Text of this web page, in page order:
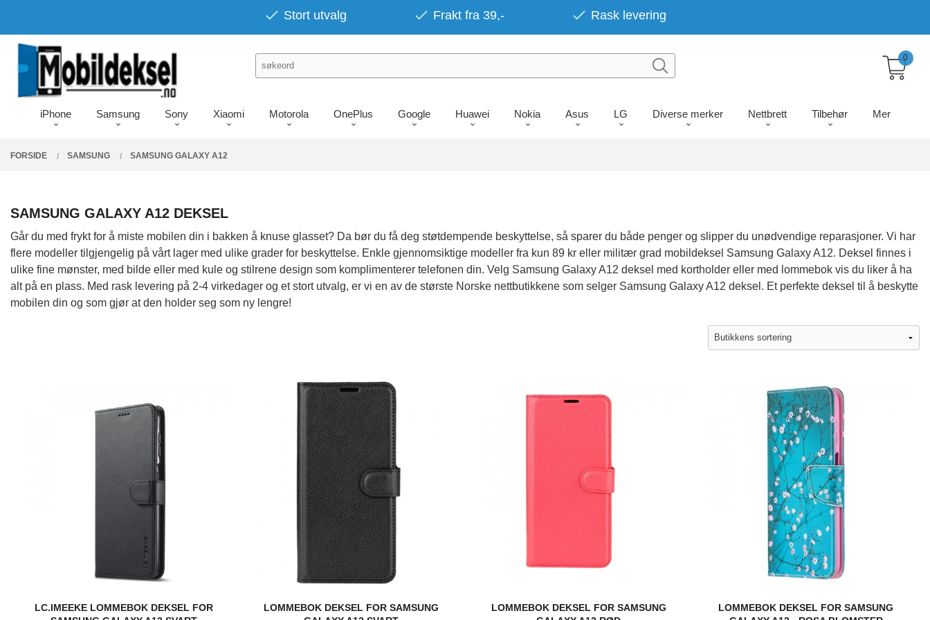
innholdet
Stort utvalg Frakt fra 39,- Rask levering
iPhone Samsung Sony Xiaomi Motorola OnePlus Google Huawei Nokia Asus LG Diverse merker Nettbrett Tilbehør Mer
0
FORSIDE SAMSUNG SAMSUNG GALAXY A12
SAMSUNG GALAXY A12 DEKSEL
Går du med frykt for å miste mobilen din i bakken å knuse glasset? Da bør du få deg støtdempende beskyttelse, så sparer du både penger og slipper du unødvendige reparasjoner. Vi har
flere modeller tilgjengelig på vårt lager med ulike grader for beskyttelse. Enkle gjennomsiktige modeller fra kun 89 kr eller militær grad mobildeksel Samsung Galaxy A12. Deksel finnes i
ulike fine mønster, med bilde eller med kule og stilrene design som komplimenterer telefonen din. Velg Samsung Galaxy A12 deksel med kortholder eller med lommebok vis du liker å ha
alt på en plass. Med rask levering på 2-4 virkedager og et stort utvalg, er vi en av de største Norske nettbutikkene som selger Samsung Galaxy A12 deksel. Et perfekte deksel til å beskytte
mobilen din og som gjør at den holder seg som ny lengre!
LC.IMEEKE LOMMEBOK DEKSEL FOR
LOMMEBOK DEKSEL FOR SAMSUNG
LOMMEBOK DEKSEL FOR SAMSUNG
LOMMEBOK DEKSEL FOR SAMSUNG